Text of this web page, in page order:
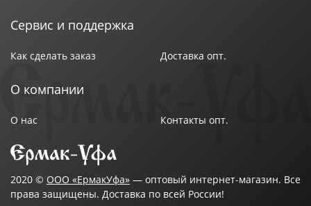
Сервис и поддержка
Как сделать заказ Доставка опт.
О компании
О нас Контакты опт.
2020 © ООО «ЕрмакУфа» — оптовый интернет-магазин. Все
права защищены. Доставка по всей России!